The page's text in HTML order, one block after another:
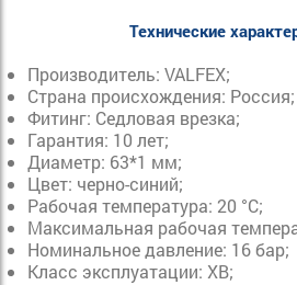
Технические
Производитель: VALFEX;
Страна происхождения: Россия;
Фитинг: Седловая врезка;
Гарантия: 10 лет;
Диаметр: 63*1 мм;
Цвет: черно-синий;
Рабочая температура: 20 °С;
Максимальная рабочая
Номинальное давление: 16
Класс эксплуатации: ХВ;